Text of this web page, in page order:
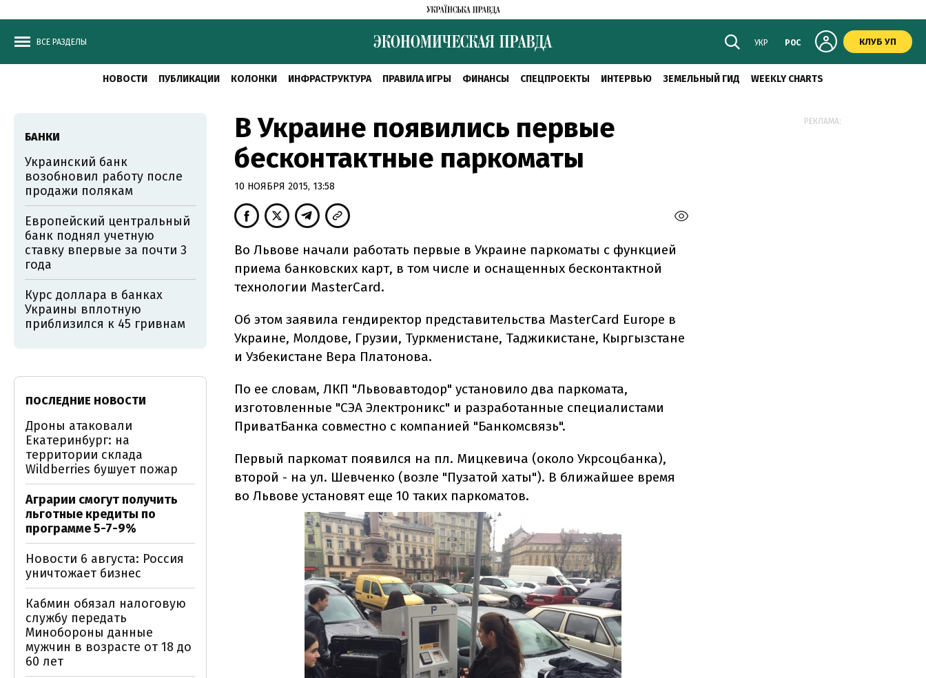
ВСЕ РАЗДЕЛЫ УКР РОС КЛУБ УП
НОВОСТИ ПУБЛИКАЦИИ КОЛОНКИ ИНФРАСТРУКТУРА ПРАВИЛА ИГРЫ ФИНАНСЫ СПЕЦПРОЕКТЫ ИНТЕРВЬЮ ЗЕМЕЛЬНЫЙ ГИД WEEKLY CHARTS
В Украине появились первые
бесконтактные паркоматы
10 НОЯБРЯ 2015, 13:58
Во Львове начали работать первые в Украине паркоматы с функцией
приема банковских карт, в том числе и оснащенных бесконтактной
технологии MasterCard.
Об этом заявила гендиректор представительства MasterCard Europe в
Украине, Молдове, Грузии, Туркменистане, Таджикистане, Кыргызстане
и Узбекистане Вера Платонова.
По ее словам, ЛКП "Львовавтодор" установило два паркомата,
изготовленные "СЭА Электроникс" и разработанные специалистами
ПриватБанка совместно с компанией "Банкомсвязь".
Первый паркомат появился на пл. Мицкевича (около Укрсоцбанка),
второй - на ул. Шевченко (возле "Пузатой хаты"). В ближайшее время
во Львове установят еще 10 таких паркоматов.
БАНКИ
Украинский банк
возобновил работу после
продажи полякам
Европейский центральный
банк поднял учетную
ставку впервые за почти 3
года
Курс доллара в банках
Украины вплотную
приблизился к 45 гривнам
ПОСЛЕДНИЕ НОВОСТИ
Дроны атаковали
Екатеринбург: на
территории склада
Wildberries бушует пожар
Аграрии смогут получить
льготные кредиты по
программе 5-7-9%
Новости 6 августа: Россия
уничтожает бизнес
Кабмин обязал налоговую
службу передать
Минобороны данные
мужчин в возрасте от 18 до
60 лет
РЕКЛАМА: